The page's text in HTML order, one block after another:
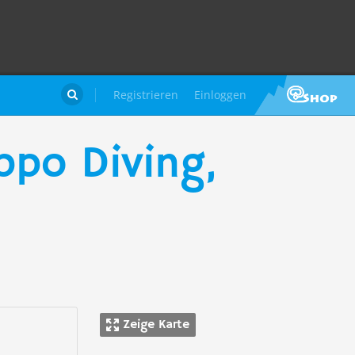
Registrieren Einloggen

Diving,
Zeige Karte